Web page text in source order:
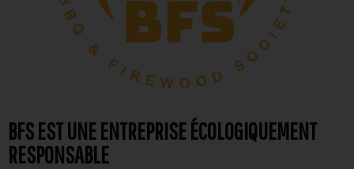
BFS EST UNE ENTREPRISE ÉCOLOGIQUEMENT
RESPONSABLE